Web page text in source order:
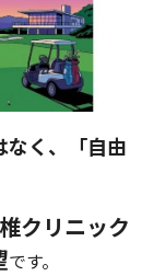
なく、「自由
クリニック
です。